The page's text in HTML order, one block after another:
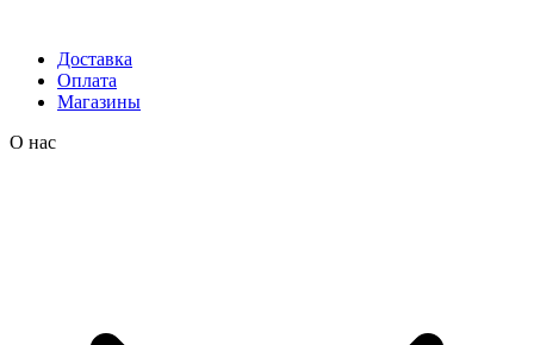
Доставка
Оплата
Магазины
О нас